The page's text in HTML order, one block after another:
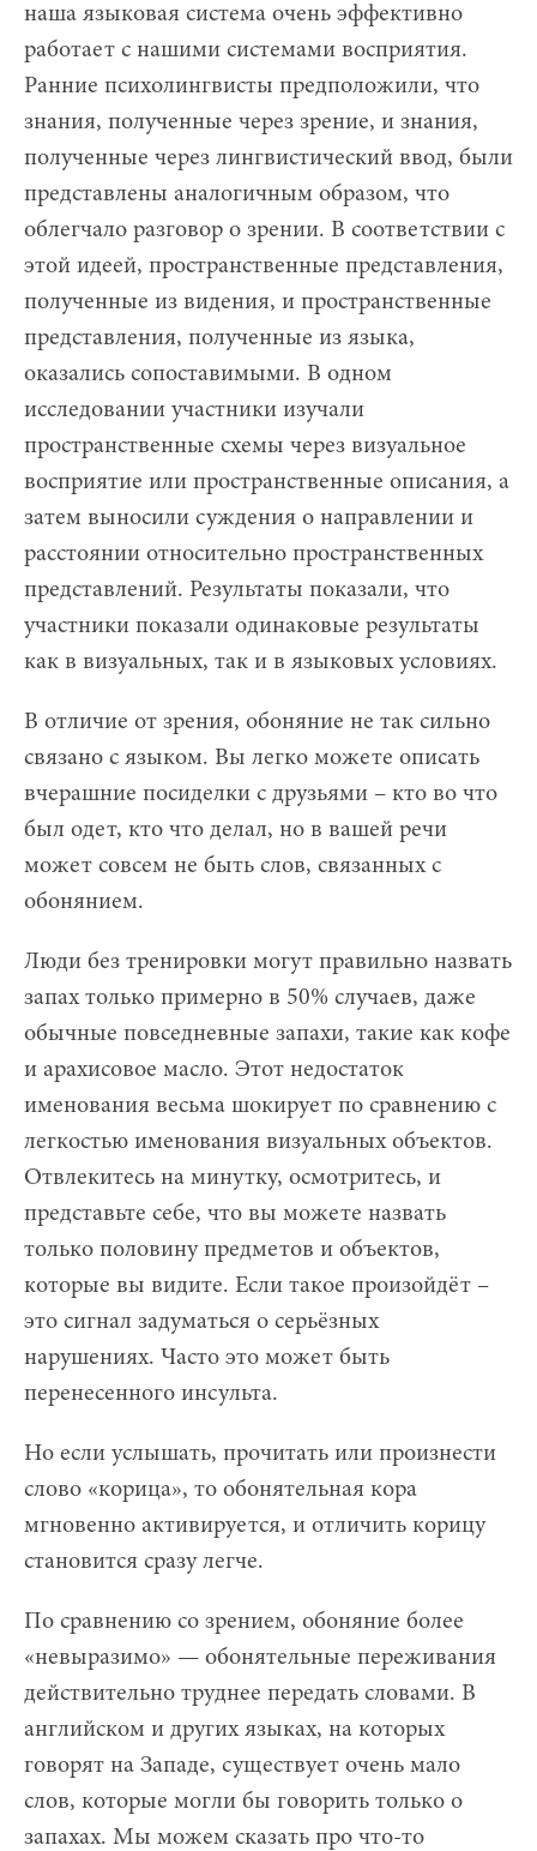
наша языковая система очень эффективно
работает с нашими системами восприятия.
Ранние психолингвисты предположили, что
знания, полученные через зрение, и знания,
полученные через лингвистический ввод, были
представлены аналогичным образом, что
облегчало разговор о зрении. В соответствии с
этой идеей, пространственные представления,
полученные из видения, и пространственные
представления, полученные из языка,
оказались сопоставимыми. В одном
исследовании участники изучали
пространственные схемы через визуальное
восприятие или пространственные описания, а
затем выносили суждения о направлении и
расстоянии относительно пространственных
представлений. Результаты показали, что
участники показали одинаковые результаты
как в визуальных, так и в языковых условиях.
В отличие от зрения, обоняние не так сильно
связано с языком. Вы легко можете описать
вчерашние посиделки с друзьями – кто во что
был одет, кто что делал, но в вашей речи
может совсем не быть слов, связанных с
обонянием.
Люди без тренировки могут правильно назвать
запах только примерно в 50% случаев, даже
обычные повседневные запахи, такие как кофе
и арахисовое масло. Этот недостаток
именования весьма шокирует по сравнению с
легкостью именования визуальных объектов.
Отвлекитесь на минутку, осмотритесь, и
представьте себе, что вы можете назвать
только половину предметов и объектов,
которые вы видите. Если такое произойдёт –
это сигнал задуматься о серьёзных
нарушениях. Часто это может быть
перенесенного инсульта.
Но если услышать, прочитать или произнести
слово «корица», то обонятельная кора
мгновенно активируется, и отличить корицу
становится сразу легче.
По сравнению со зрением, обоняние более
«невыразимо» — обонятельные переживания
действительно труднее передать словами. В
английском и других языках, на которых
говорят на Западе, существует очень мало
слов, которые могли бы говорить только о
запахах. Мы можем сказать про что-то